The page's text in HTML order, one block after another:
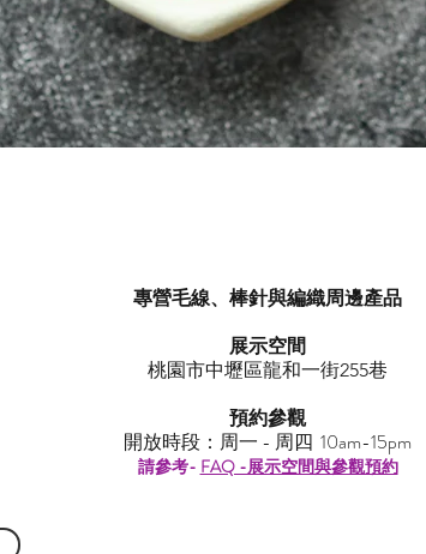
專營毛線、棒針與編織周邊產品
展示空間
​桃園市中壢區龍和一街255巷
預約參觀
開放時段：周一 - 周四 10am-15pm
請參考- FAQ -展示空間與參觀預約